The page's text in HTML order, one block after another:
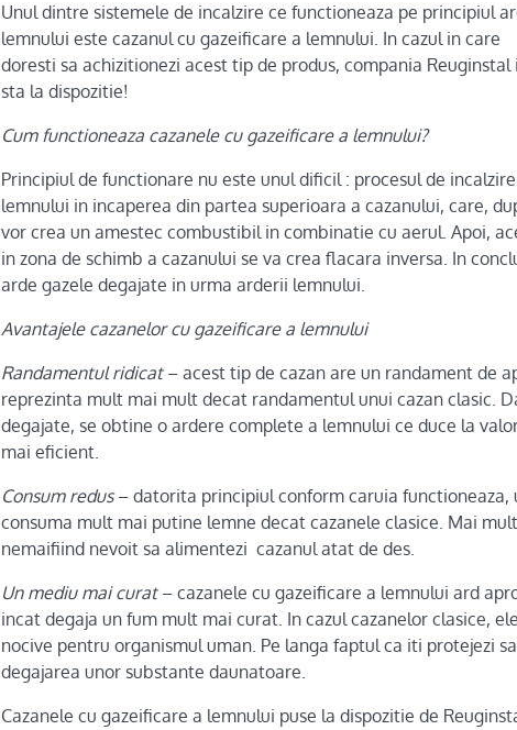
Unul dintre sistemele de incalzire ce functioneaza pe principiul
lemnului este cazanul cu gazeificare a lemnului. In cazul in care
doresti sa achizitionezi acest tip de produs, compania Reuginstal
sta la dispozitie!
Cum functioneaza cazanele cu gazeificare a lemnului?
Principiul de functionare nu este unul dificil : procesul de
lemnului in incaperea din partea superioara a cazanului, care,
vor crea un amestec combustibil in combinatie cu aerul. Apoi,
in zona de schimb a cazanului se va crea flacara inversa. In
arde gazele degajate in urma arderii lemnului.
Avantajele cazanelor cu gazeificare a lemnului
Randamentul ridicat– acest tip de cazan are un randament de
reprezinta mult mai mult decat randamentul unui cazan clasic.
degajate, se obtine o ardere complete a lemnului ce duce la
mai eficient.
Consum redus– datorita principiul conform caruia functioneaza,
consuma mult mai putine lemne decat cazanele clasice. Mai
nemaifiind nevoit sa alimentezi cazanul atat de des.
Un mediu mai curat– cazanele cu gazeificare a lemnului ard
incat degaja un fum mult mai curat. In cazul cazanelor clasice,
nocive pentru organismul uman. Pe langa faptul ca iti protejezi
degajarea unor substante daunatoare.
Cazanele cu gazeificare a lemnului puse la dispozitie de